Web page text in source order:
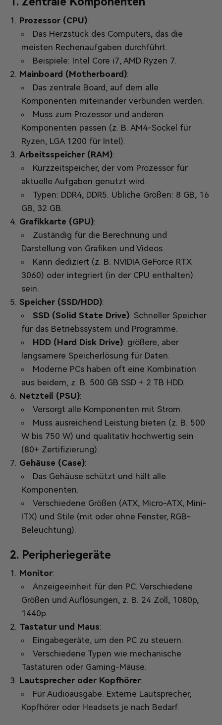
Prozessor (CPU):
Das Herzstück des Computers, das die
meisten Rechenaufgaben durchführt.
Beispiele: Intel Core i7, AMD Ryzen 7.
Mainboard (Motherboard):
Das zentrale Board, auf dem alle
Komponenten miteinander verbunden werden.
Muss zum Prozessor und anderen
Komponenten passen (z. B. AM4-Sockel für
Ryzen, LGA 1200 für Intel).
Arbeitsspeicher (RAM):
Kurzzeitspeicher, der vom Prozessor für
aktuelle Aufgaben genutzt wird.
Typen: DDR4, DDR5. Übliche Größen: 8 GB, 16
GB, 32 GB.
Grafikkarte (GPU):
Zuständig für die Berechnung und
Darstellung von Grafiken und Videos.
Kann dediziert (z. B. NVIDIA GeForce RTX
3060) oder integriert (in der CPU enthalten)
sein.
Speicher (SSD/HDD):
SSD (Solid State Drive): Schneller Speicher
für das Betriebssystem und Programme.
HDD (Hard Disk Drive): größere, aber
langsamere Speicherlösung für Daten.
Moderne PCs haben oft eine Kombination
aus beidem, z. B. 500 GB SSD + 2 TB HDD.
Netzteil (PSU):
Versorgt alle Komponenten mit Strom.
Muss ausreichend Leistung bieten (z. B. 500
W bis 750 W) und qualitativ hochwertig sein
(80+ Zertifizierung).
Gehäuse (Case):
Das Gehäuse schützt und hält alle
Komponenten.
Verschiedene Größen (ATX, Micro-ATX, Mini-
ITX) und Stile (mit oder ohne Fenster, RGB-
Beleuchtung).
2. Peripheriegeräte
Monitor:
Anzeigeeinheit für den PC. Verschiedene
Größen und Auflösungen, z. B. 24 Zoll, 1080p,
1440p.
Tastatur und Maus:
Eingabegeräte, um den PC zu steuern.
Verschiedene Typen wie mechanische
Tastaturen oder Gaming-Mäuse.
Lautsprecher oder Kopfhörer:
Für Audioausgabe. Externe Lautsprecher,
Kopfhörer oder Headsets je nach Bedarf.